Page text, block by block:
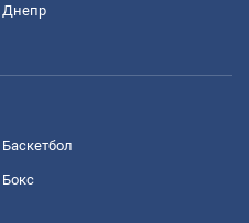
Днепр
Баскетбол
Бокс